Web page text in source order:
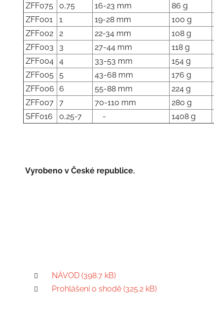
ZFF075
0,75 16-23 mm 86 g
ZFF001
1 19-28 mm 100 g
ZFF002
2 22-34 mm 108 g
ZFF003
3 27-44 mm 118 g
ZFF004 4 33-53 mm 154 g
ZFF005 5 43-68 mm 176 g
ZFF006 6 55-88 mm 224 g
ZFF007 7 70-110 mm 280 g
SFF016
0,25-7 - 1408 g
Vyrobeno v České republice.
NÁVOD (398.7 kB)
Prohlášení o shodě (325.2 kB)